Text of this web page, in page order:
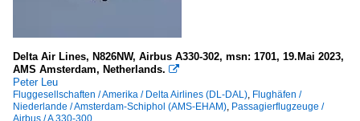
Delta Air Lines, N826NW, Airbus A330-302, msn: 1701, 19.Mai 2023,
AMS Amsterdam, Netherlands. 
Peter Leu
Fluggesellschaften / Amerika / Delta Airlines (DL-DAL), Flughäfen /
Niederlande / Amsterdam-Schiphol (AMS-EHAM), Passagierflugzeuge /
Airbus / A 330-300